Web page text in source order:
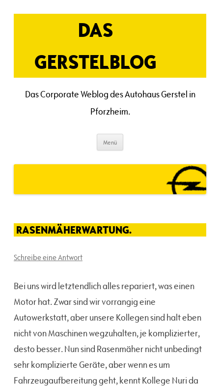
Inhalt
DAS
GERSTELBLOG
Das Corporate Weblog des Autohaus Gerstel in
Pforzheim.
Menü
RASENMÄHERWARTUNG.
Schreibe eine Antwort
Bei uns wird letztendlich alles repariert, was einen
Motor hat. Zwar sind wir vorrangig eine
Autowerkstatt, aber unsere Kollegen sind halt eben
nicht von Maschinen wegzuhalten, je komplizierter,
desto besser. Nun sind Rasenmäher nicht unbedingt
sehr komplizierte Geräte, aber wenn es um
Fahrzeugaufbereitung geht, kennt Kollege Nuri da